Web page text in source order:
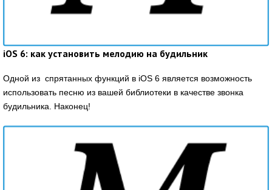
iOS 6: как установить мелодию на будильник
Одной из спрятанных функций в iOS 6 является возможность
использовать песню из вашей библиотеки в качестве звонка
будильника. Наконец!